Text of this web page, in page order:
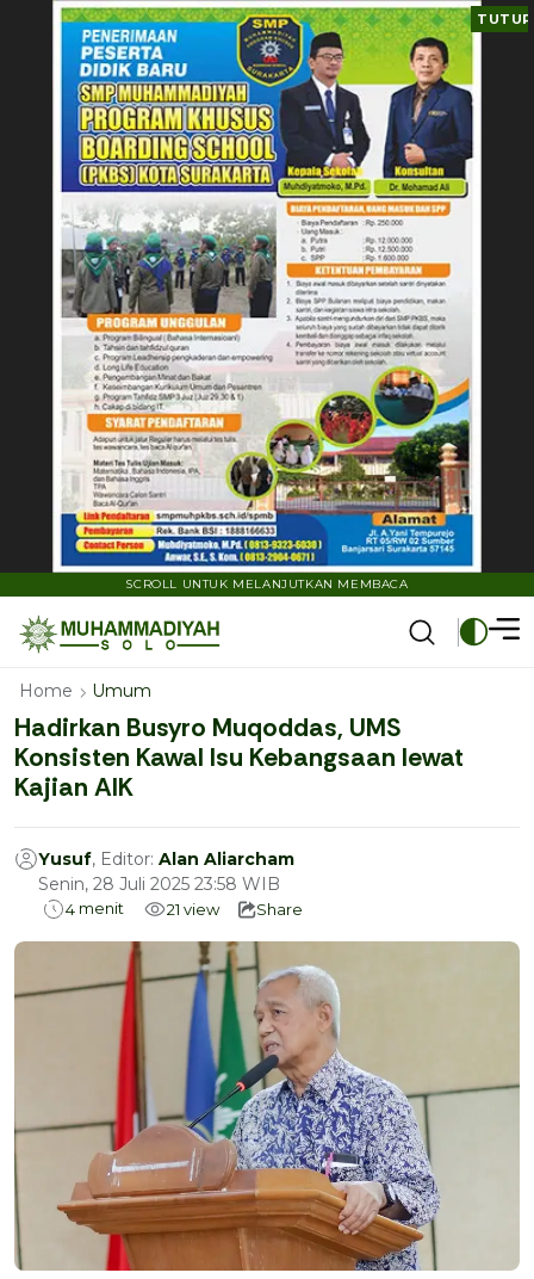
TUTUP
SCROLL UNTUK MELANJUTKAN MEMBACA
Home Umum
Hadirkan Busyro Muqoddas, UMS
Konsisten Kawal Isu Kebangsaan lewat
Kajian AIK
Yusuf, Editor: Alan Aliarcham
Senin, 28 Juli 2025 23:58 WIB
4 menit 21 view Share